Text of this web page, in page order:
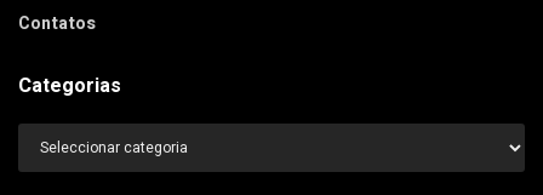
Contatos
Categorias
Categorias